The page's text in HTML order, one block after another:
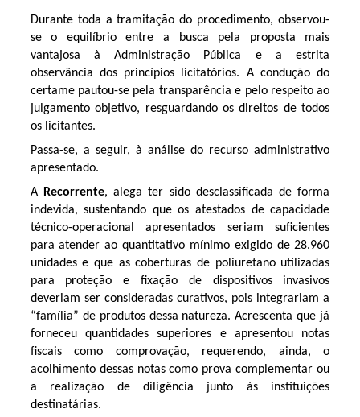
Durante toda a tramitação do procedimento, observou-
se o equilíbrio entre a busca pela proposta mais
vantajosa à Administração Pública e a estrita
observância dos princípios licitatórios. A condução do
certame pautou-se pela transparência e pelo respeito ao
julgamento objetivo, resguardando os direitos de todos
os licitantes.
Passa-se, a seguir, à análise do recurso administrativo
apresentado.
A
Recorrente, alega ter sido desclassificada de forma
indevida, sustentando que os atestados de capacidade
técnico-operacional apresentados seriam suficientes
para atender ao quantitativo mínimo exigido de 28.960
unidades e que as coberturas de poliuretano utilizadas
para proteção e fixação de dispositivos invasivos
deveriam ser consideradas curativos, pois integrariam a
“família” de produtos dessa natureza. Acrescenta que já
forneceu quantidades superiores e apresentou notas
fiscais como comprovação, requerendo, ainda, o
acolhimento dessas notas como prova complementar ou
a realização de diligência junto às instituições
destinatárias.